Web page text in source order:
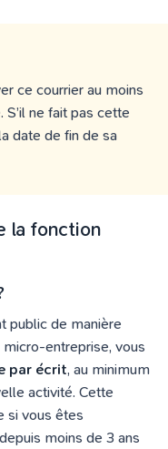
ce courrier au moins
ne fait pas cette
date de fin de sa
la fonction
public de manière
entreprise, vous
par écrit, au minimum
activité. Cette
si vous êtes
moins de 3 ans